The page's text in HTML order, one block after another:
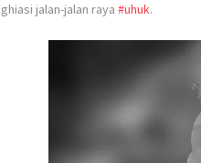
jalan-jalan raya #uhuk.